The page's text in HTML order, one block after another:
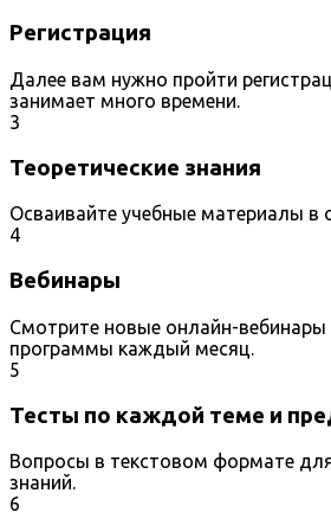
Регистрация
Далее вам нужно пройти
занимает много времени.
3
Теоретические знания
Осваивайте учебные материалы в
4
Вебинары
Смотрите новые онлайн-вебинары
программы каждый месяц.
5
Тесты по каждой теме и
Вопросы в текстовом формате
знаний.
6